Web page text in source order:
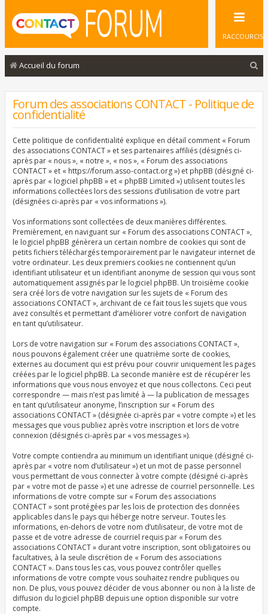
RACCOURCIS
Accueil du forum
Forum des associations CONTACT - Politique de
confidentialité
Cette politique de confidentialité explique en détail comment « Forum
des associations CONTACT » et ses partenaires affiliés (désignés ci-
après par « nous », « notre », « nos », « Forum des associations
CONTACT » et « https://forum.asso-contact.org ») et phpBB (désigné ci-
après par « logiciel phpBB » et « phpBB Limited ») utilisent toutes les
informations collectées lors des sessions d’utilisation de votre part
(désignées ci-après par « vos informations »).
Vos informations sont collectées de deux manières différentes.
Premièrement, en naviguant sur « Forum des associations CONTACT »,
le logiciel phpBB génèrera un certain nombre de cookies qui sont de
petits fichiers téléchargés temporairement par le navigateur internet de
votre ordinateur. Les deux premiers cookies ne contiennent qu’un
identifiant utilisateur et un identifiant anonyme de session qui vous sont
automatiquement assignés par le logiciel phpBB. Un troisième cookie
sera créé lors de votre navigation sur les sujets de « Forum des
associations CONTACT », archivant de ce fait tous les sujets que vous
avez consultés et permettant d’améliorer votre confort de navigation
en tant qu’utilisateur.
Lors de votre navigation sur « Forum des associations CONTACT »,
nous pouvons également créer une quatrième sorte de cookies,
externes au document qui est prévu pour couvrir uniquement les pages
créées par le logiciel phpBB. La seconde manière est de récupérer les
informations que vous nous envoyez et que nous collectons. Ceci peut
correspondre — mais n’est pas limité à — la publication de messages
en tant qu’utilisateur anonyme, l’inscription sur « Forum des
associations CONTACT » (désignée ci-après par « votre compte ») et les
messages que vous publiez après votre inscription et lors de votre
connexion (désignés ci-après par « vos messages »).
Votre compte contiendra au minimum un identifiant unique (désigné ci-
après par « votre nom d’utilisateur ») et un mot de passe personnel
vous permettant de vous connecter à votre compte (désigné ci-après
par « votre mot de passe ») et une adresse de courriel personnelle. Les
informations de votre compte sur « Forum des associations
CONTACT » sont protégées par les lois de protection des données
applicables dans le pays qui héberge notre serveur. Toutes les
informations, en-dehors de votre nom d’utilisateur, de votre mot de
passe et de votre adresse de courriel requis par « Forum des
associations CONTACT » durant votre inscription, sont obligatoires ou
facultatives, à la seule discrétion de « Forum des associations
CONTACT ». Dans tous les cas, vous pouvez contrôler quelles
informations de votre compte vous souhaitez rendre publiques ou
non. De plus, vous pouvez décider de vous abonner ou non à la liste de
diffusion du logiciel phpBB depuis une option disponible sur votre
compte.